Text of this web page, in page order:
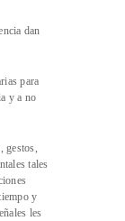
dan
para
y a no
gestos,
tales
y
les